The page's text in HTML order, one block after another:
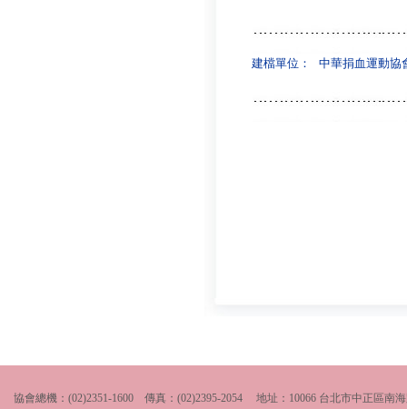
建檔單位： 中華捐血運動協
協會總機：(02)2351-1600 傳真：(02)2395-2054 地址：10066 台北市中正區南